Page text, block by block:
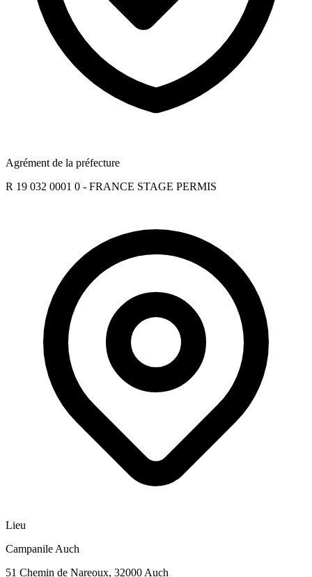
Agrément de la préfecture
R 19 032 0001 0 - FRANCE STAGE PERMIS
Lieu
Campanile Auch
51 Chemin de Nareoux, 32000 Auch